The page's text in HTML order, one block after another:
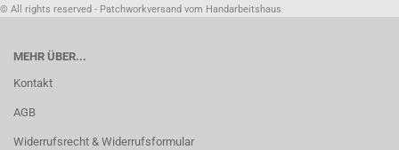
© All rights reserved - Patchworkversand vom Handarbeitshaus
MEHR ÜBER...
Kontakt
AGB
Widerrufsrecht & Widerrufsformular